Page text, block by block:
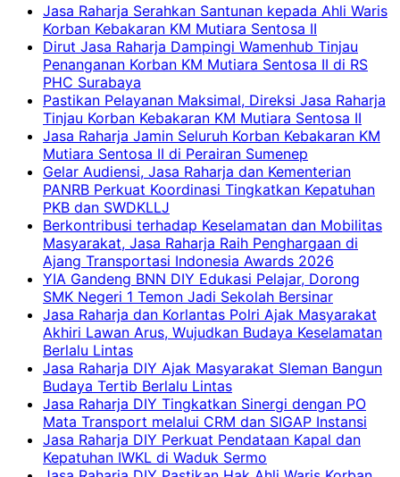
Jasa Raharja Serahkan Santunan kepada Ahli Waris
Korban Kebakaran KM Mutiara Sentosa II
Dirut Jasa Raharja Dampingi Wamenhub Tinjau
Penanganan Korban KM Mutiara Sentosa II di RS
PHC Surabaya
Pastikan Pelayanan Maksimal, Direksi Jasa Raharja
Tinjau Korban Kebakaran KM Mutiara Sentosa II
Jasa Raharja Jamin Seluruh Korban Kebakaran KM
Mutiara Sentosa II di Perairan Sumenep
Gelar Audiensi, Jasa Raharja dan Kementerian
PANRB Perkuat Koordinasi Tingkatkan Kepatuhan
PKB dan SWDKLLJ
Berkontribusi terhadap Keselamatan dan Mobilitas
Masyarakat, Jasa Raharja Raih Penghargaan di
Ajang Transportasi Indonesia Awards 2026
YIA Gandeng BNN DIY Edukasi Pelajar, Dorong
SMK Negeri 1 Temon Jadi Sekolah Bersinar
Jasa Raharja dan Korlantas Polri Ajak Masyarakat
Akhiri Lawan Arus, Wujudkan Budaya Keselamatan
Berlalu Lintas
Jasa Raharja DIY Ajak Masyarakat Sleman Bangun
Budaya Tertib Berlalu Lintas
Jasa Raharja DIY Tingkatkan Sinergi dengan PO
Mata Transport melalui CRM dan SIGAP Instansi
Jasa Raharja DIY Perkuat Pendataan Kapal dan
Kepatuhan IWKL di Waduk Sermo